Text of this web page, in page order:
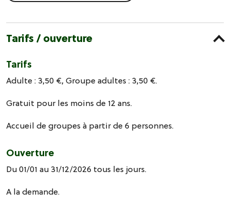
Tarifs / ouverture
Tarifs
Adulte : 3,50 €, Groupe adultes : 3,50 €.
Gratuit pour les moins de 12 ans.
Accueil de groupes à partir de 6 personnes.
Ouverture
Du 01/01 au 31/12/2026 tous les jours.
A la demande.